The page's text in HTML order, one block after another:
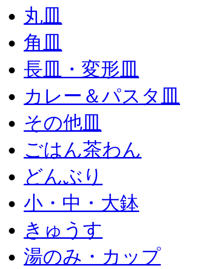
丸皿
角皿
長皿・変形皿
カレー＆パスタ皿
その他皿
ごはん茶わん
どんぶり
小・中・大鉢
きゅうす
湯のみ・カップ